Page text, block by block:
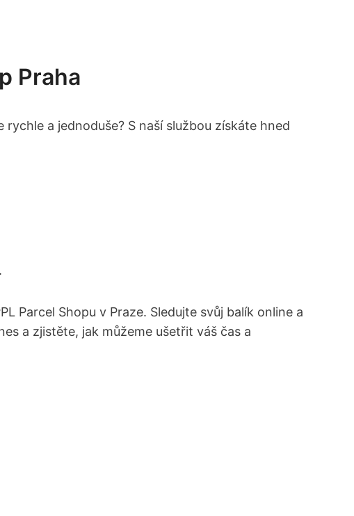
Praha
a jednoduše? S naší službou získáte hned
Parcel Shopu v Praze. Sledujte svůj balík online a
a zjistěte, jak můžeme ušetřit váš čas a